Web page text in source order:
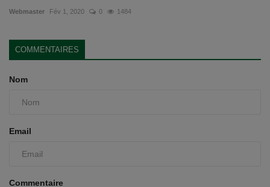
Webmaster Fév 1, 2020 0 1484
COMMENTAIRES
Nom
Email
Commentaire